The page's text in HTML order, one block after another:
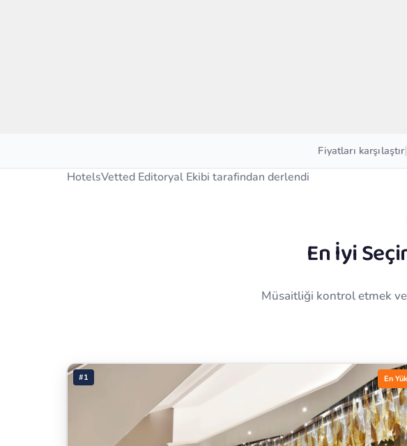
Fiyatları karşılaştır|
HotelsVetted Editoryal Ekibi tarafindan derlendi
En İyi
Müsaitliği kontrol etmek
#1 En